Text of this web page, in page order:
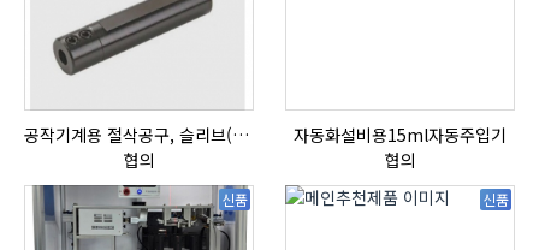
공작기계용 절삭공구, 슬리브(SLEEVE)
협의
자동화설비용15ml자동주입기
협의
신품 신품